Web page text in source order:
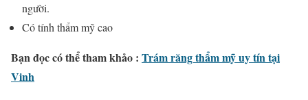
người.
Có tính thẩm mỹ cao
Bạn đọc có thể tham khảo : Trám răng thẩm mỹ uy tín tại
Vinh